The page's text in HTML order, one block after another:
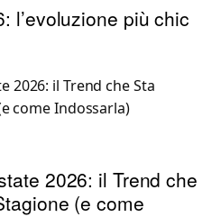
l’evoluzione più chic
2026: il Trend che
(e come